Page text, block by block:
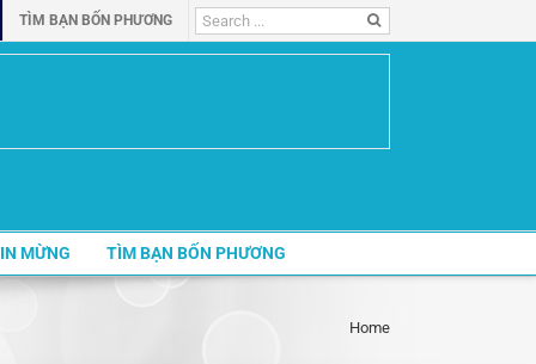
TÌM BẠN BỐN PHƯƠNG
Search
for:
MỪNG TÌM BẠN BỐN PHƯƠNG
Home